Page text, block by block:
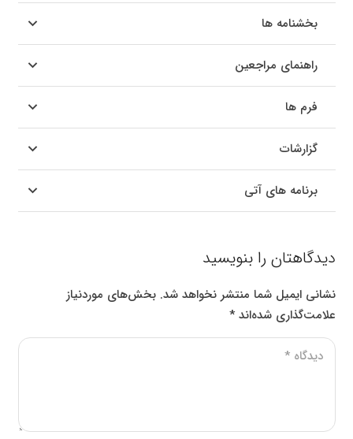
بخشنامه ها
راهنمای مراجعین
فرم ها
گزارشات
برنامه های آتی
دیدگاهتان را بنویسید
نشانی ایمیل شما منتشر نخواهد شد. بخش‌های موردنیاز
علامت‌گذاری شده‌اند*